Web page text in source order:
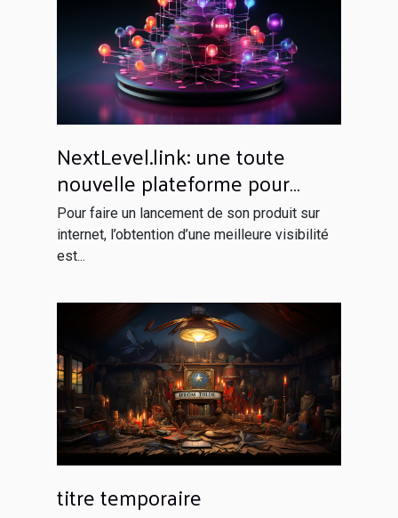
NextLevel.link: une toute
nouvelle plateforme pour
votre netlinking
Pour faire un lancement de son produit sur
internet, l’obtention d’une meilleure visibilité
est...
titre temporaire